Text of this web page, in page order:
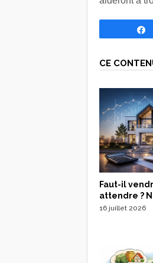
CE
Faut-il
attendre ?
16 juillet 2026